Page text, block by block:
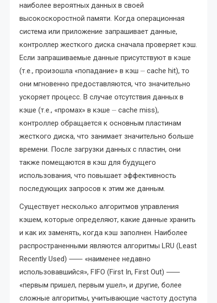
наиболее вероятных данных в своей
высокоскоростной памяти. Когда операционная
система или приложение запрашивает данные,
контроллер жесткого диска сначала проверяет кэш.
Если запрашиваемые данные присутствуют в кэше
(т.е., произошла «попадание» в кэш ⏤ cache hit), то
они мгновенно предоставляются, что значительно
ускоряет процесс. В случае отсутствия данных в
кэше (т.е., «промах» в кэше ⏤ cache miss),
контроллер обращается к основным пластинам
жесткого диска, что занимает значительно больше
времени. После загрузки данных с пластин, они
также помещаются в кэш для будущего
использования, что повышает эффективность
последующих запросов к этим же данным.
Существует несколько алгоритмов управления
кэшем, которые определяют, какие данные хранить
и как их заменять, когда кэш заполнен. Наиболее
распространенными являются алгоритмы LRU (Least
Recently Used) ⸺ «наименее недавно
использовавшийся», FIFO (First In, First Out) ⸺
«первым пришел, первым ушел», и другие, более
сложные алгоритмы, учитывающие частоту доступа